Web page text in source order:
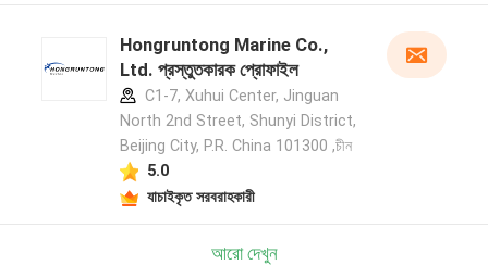
Hongruntong Marine Co.,
Ltd. প্রস্তুতকারক প্রোফাইল
C1-7, Xuhui Center, Jinguan
North 2nd Street, Shunyi District,
Beijing City, P.R. China 101300 ,চীন
5.0
যাচাইকৃত সরবরাহকারী
আরো দেখুন